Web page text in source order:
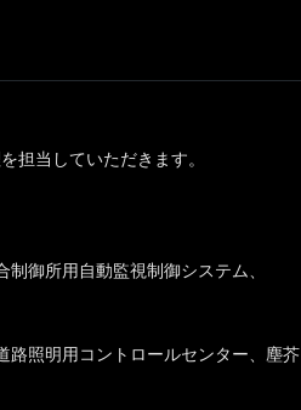
担当していただきます。
御所用自動監視制御システム、
路照明用コントロールセンター、塵芥